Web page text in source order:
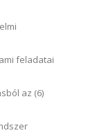
feladatai
az (6)